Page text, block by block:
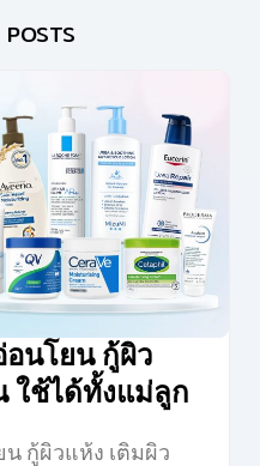
นโยน กู้ผิว
ใช้ได้ทั้งแม่ลูก
กู้ผิวแห้ง เติมผิว